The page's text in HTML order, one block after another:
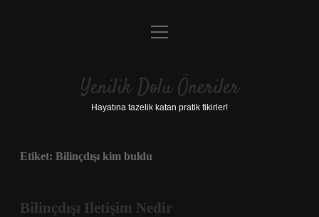
Anasayfa
Yasal Uyarı
menüyü
Yenilik Dolu Öneriler
Hayatına tazelik katan pratik fikirler!
Etiket: Bilinçdışı kim buldu
Bilinçdışı Iletişim Nedir